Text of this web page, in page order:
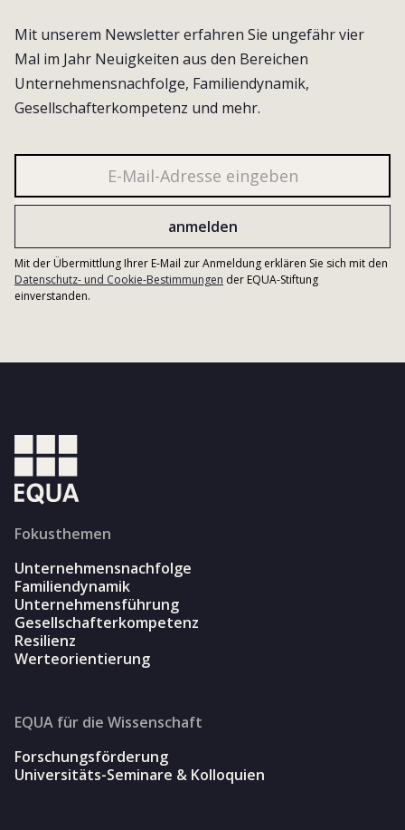
Mit unserem Newsletter erfahren Sie ungefähr vier
Mal im Jahr Neuigkeiten aus den Bereichen
Unternehmensnachfolge, Familiendynamik,
Gesellschafterkompetenz und mehr.
Mit der Übermittlung Ihrer E-Mail zur Anmeldung erklären Sie sich mit den
Datenschutz- und Cookie-Bestimmungen der EQUA-Stiftung
einverstanden.
Fokusthemen
Unternehmensnachfolge
Familiendynamik
Unternehmensführung
Gesellschafterkompetenz
Resilienz
Werteorientierung
EQUA für die Wissenschaft
Forschungsförderung
Universitäts-Seminare & Kolloquien